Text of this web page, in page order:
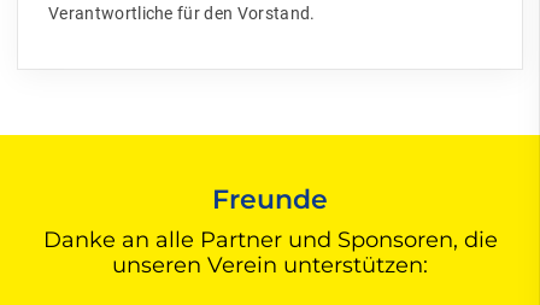
Verantwortliche für den Vorstand.
Freunde
Danke an alle Partner und Sponsoren, die
unseren Verein unterstützen: